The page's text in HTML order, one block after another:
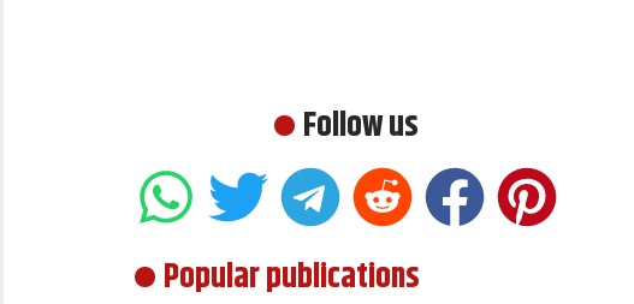
Follow us
Popular publications